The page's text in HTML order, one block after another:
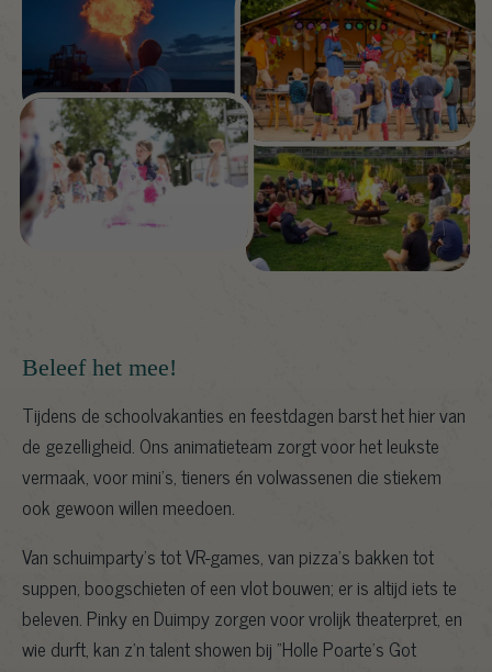
Beleef het mee!
Tijdens de schoolvakanties en feestdagen barst het hier van
de gezelligheid. Ons animatieteam zorgt voor het leukste
vermaak, voor mini’s, tieners én volwassenen die stiekem
ook gewoon willen meedoen.
Van schuimparty’s tot VR-games, van pizza’s bakken tot
suppen, boogschieten of een vlot bouwen; er is altijd iets te
beleven. Pinky en Duimpy zorgen voor vrolijk theaterpret, en
wie durft, kan z’n talent showen bij "Holle Poarte's Got